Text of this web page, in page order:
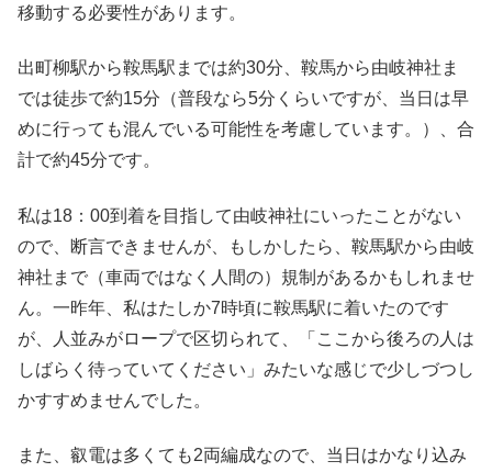
移動する必要性があります。
出町柳駅から鞍馬駅までは約30分、鞍馬から由岐神社ま
では徒歩で約15分（普段なら5分くらいですが、当日は早
めに行っても混んでいる可能性を考慮しています。）、合
計で約45分です。
私は18：00到着を目指して由岐神社にいったことがない
ので、断言できませんが、もしかしたら、鞍馬駅から由岐
神社まで（車両ではなく人間の）規制があるかもしれませ
ん。一昨年、私はたしか7時頃に鞍馬駅に着いたのです
が、人並みがロープで区切られて、「ここから後ろの人は
しばらく待っていてください」みたいな感じで少しづつし
かすすめませんでした。
また、叡電は多くても2両編成なので、当日はかなり込み